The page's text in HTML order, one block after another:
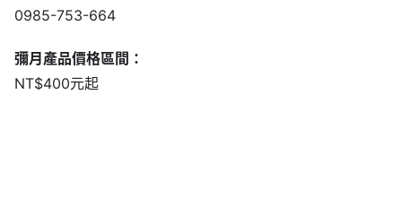
0985-753-664
彌月產品價格區間：
NT$400元起